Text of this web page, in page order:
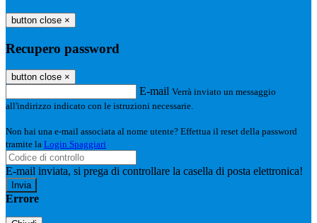
button close ×
Recupero password
button close ×
E-mail Verrà inviato un messaggio
all'indirizzo indicato con le istruzioni necessarie.
Non hai una e-mail associata al nome utente? Effettua il reset della password
tramite la Login Spaggiari
E-mail inviata, si prega di controllare la casella di posta elettronica!
Errore